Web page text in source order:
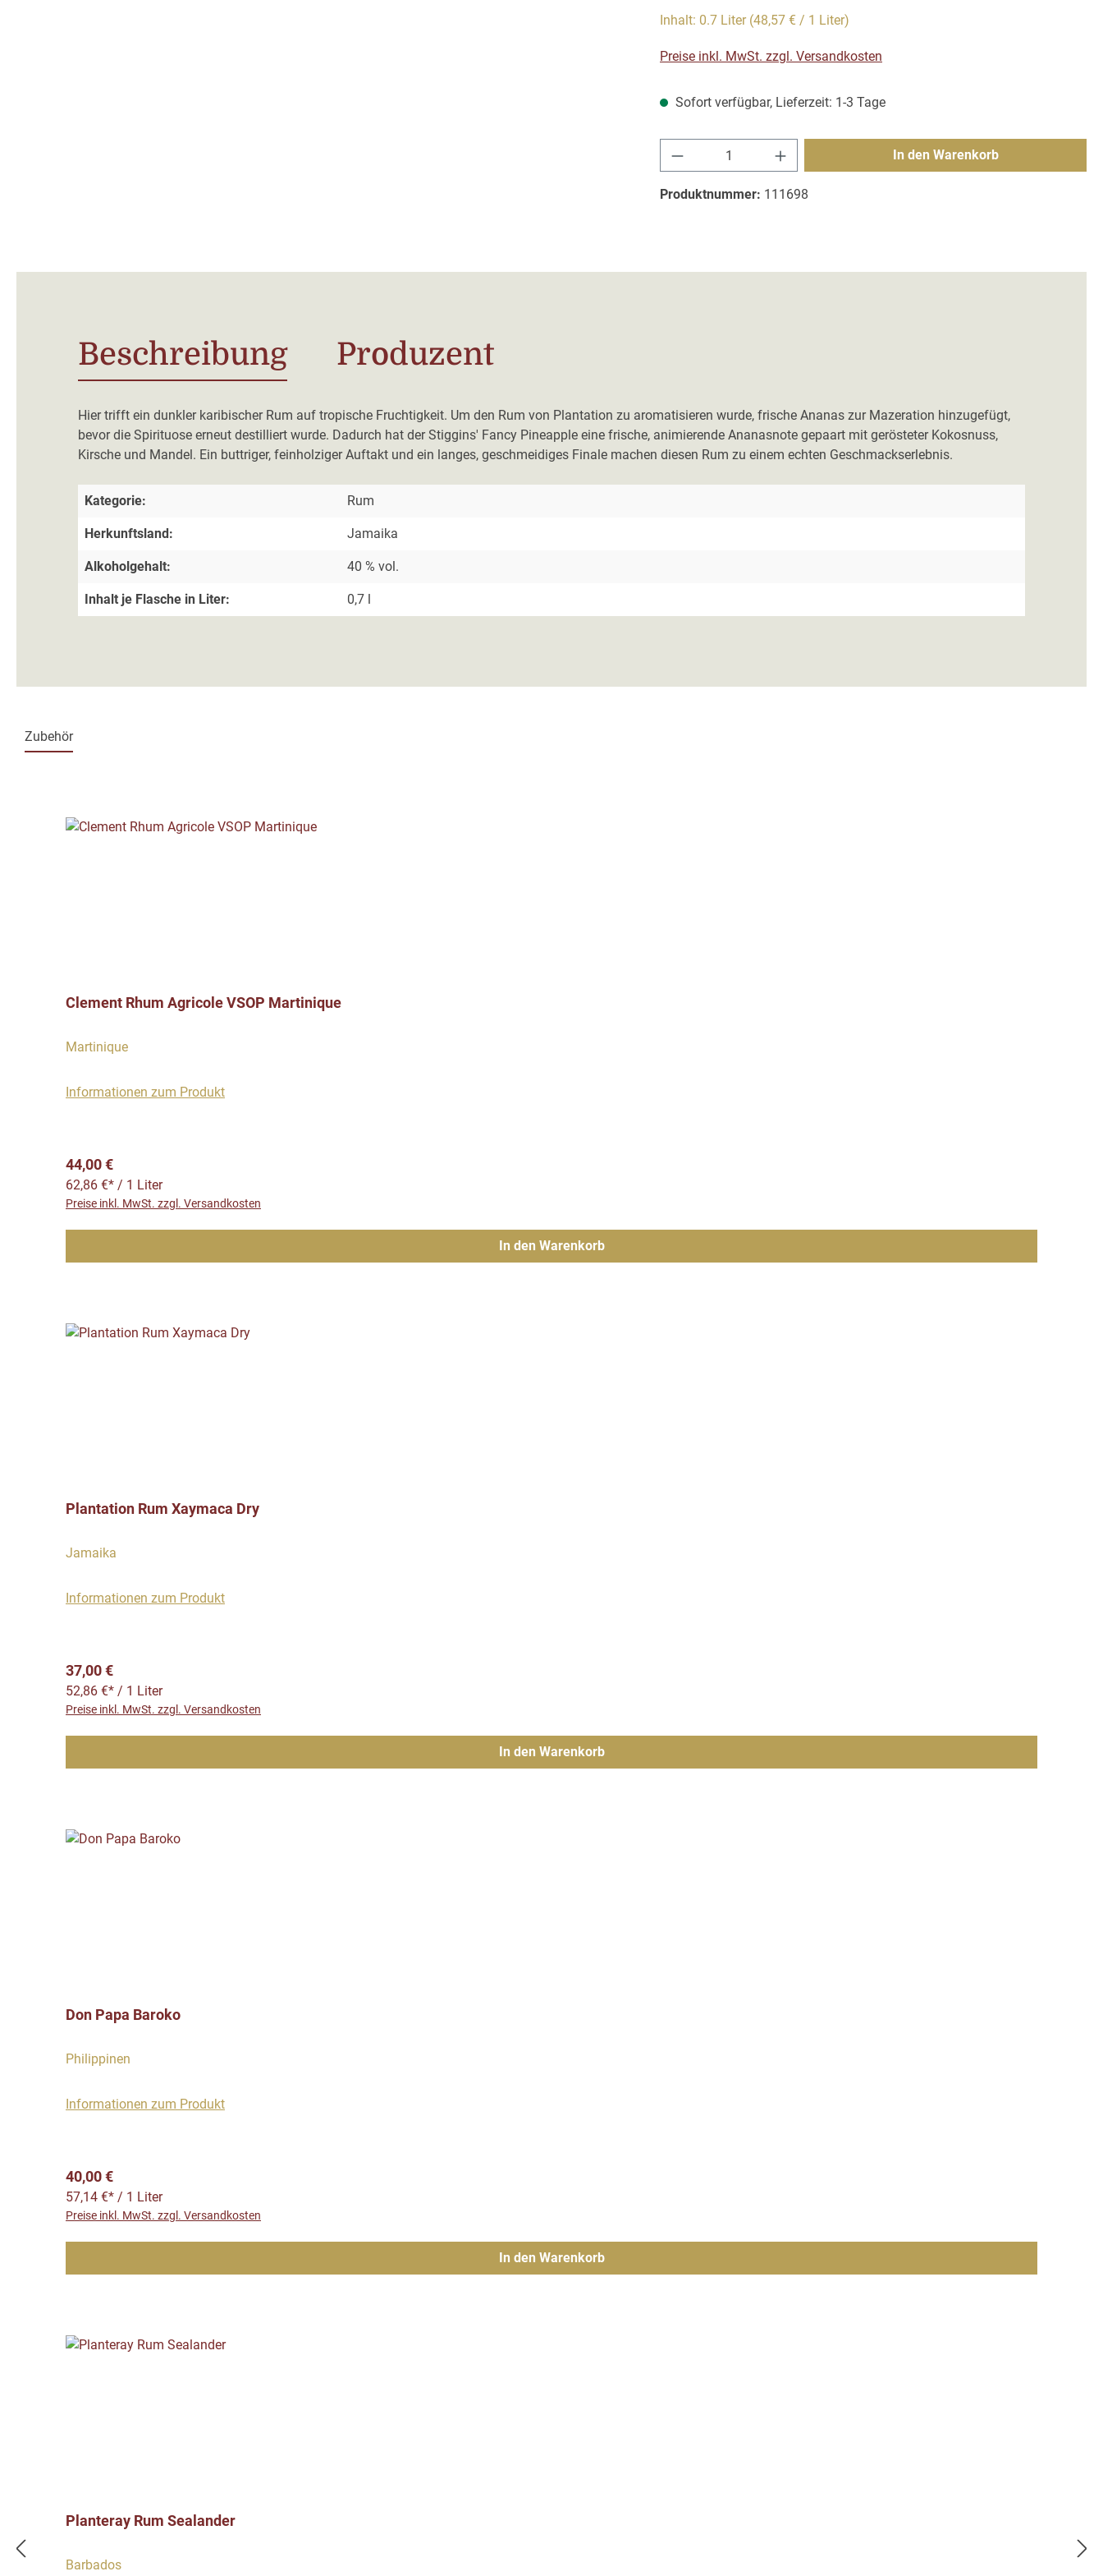
Inhalt: 0.7 Liter (48,57 € / 1 Liter)
Preise inkl. MwSt. zzgl. Versandkosten
Sofort verfügbar, Lieferzeit: 1-3 Tage
Produkt Anzahl: Gib den gewünschten Wert ein
In den Warenkorb
Produktnummer: 111698
Beschreibung Produzent
Hier trifft ein dunkler karibischer Rum auf tropische Fruchtigkeit. Um den Rum von Plantation zu aromatisieren wurde, frische Ananas zur Mazeration hinzugefügt,
bevor die Spirituose erneut destilliert wurde. Dadurch hat der Stiggins' Fancy Pineapple eine frische, animierende Ananasnote gepaart mit gerösteter Kokosnuss,
Kirsche und Mandel. Ein buttriger, feinholziger Auftakt und ein langes, geschmeidiges Finale machen diesen Rum zu einem echten Geschmackserlebnis.
Kategorie: Rum
Herkunftsland: Jamaika
Alkoholgehalt: 40 % vol.
Inhalt je Flasche in Liter: 0,7 l
Zubehör
Clement Rhum Agricole VSOP Martinique
Martinique
Informationen zum Produkt
Regulärer Preis:
44,00 €
62,86 €* / 1 Liter
Preise inkl. MwSt. zzgl. Versandkosten
In den Warenkorb
Plantation Rum Xaymaca Dry
Jamaika
Informationen zum Produkt
Regulärer Preis:
37,00 €
52,86 €* / 1 Liter
Preise inkl. MwSt. zzgl. Versandkosten
In den Warenkorb
Don Papa Baroko
Philippinen
Informationen zum Produkt
Regulärer Preis:
40,00 €
57,14 €* / 1 Liter
Preise inkl. MwSt. zzgl. Versandkosten
In den Warenkorb
Planteray Rum Sealander
Barbados